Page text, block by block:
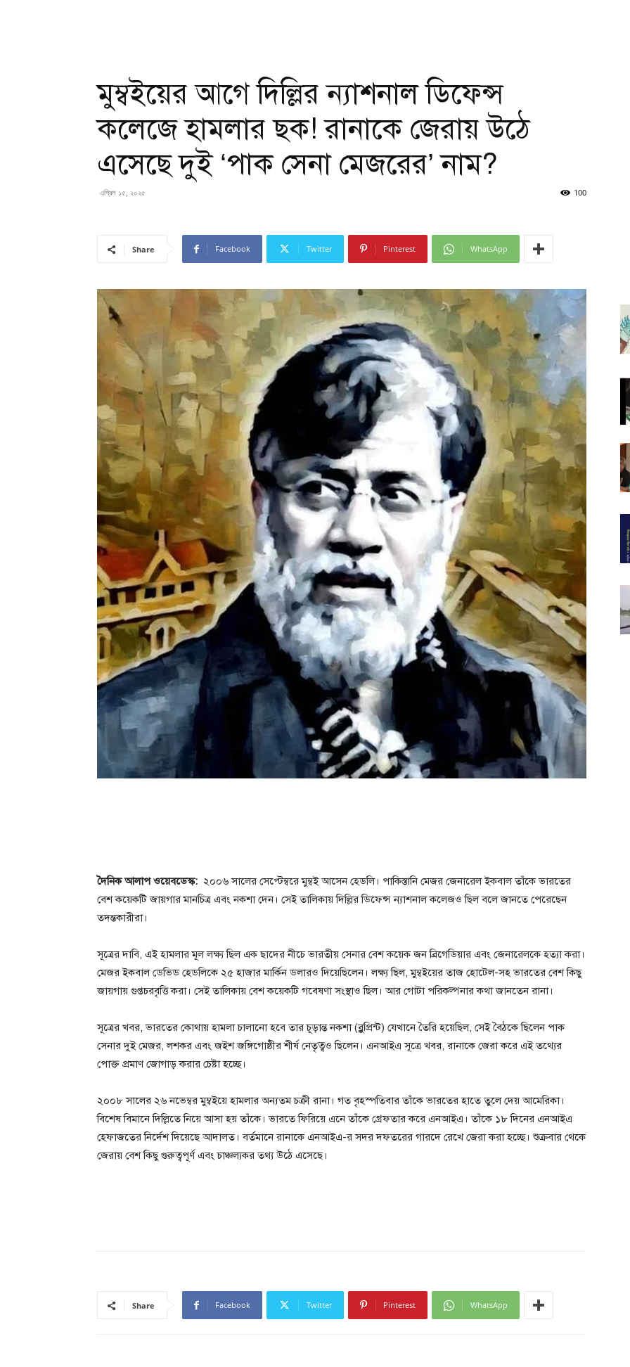
মুম্বইয়ের আগে দিল্লির ন্যাশনাল ডিফেন্স
কলেজে হামলার ছক! রানাকে জেরায় উঠে
এসেছে দুই ‘পাক সেনা মেজরের’ নাম?
এপ্রিল ১৫, ২০২৫ 100
Share Facebook Twitter Pinterest WhatsApp
দৈনিক আলাপ ওয়েবডেস্ক: ২০০৬ সালের সেপ্টেম্বরে মুম্বই আসেন হেডলি। পাকিস্তানি মেজর জেনারেল ইকবাল তাঁকে ভারতের
বেশ কয়েকটি জায়গার মানচিত্র এবং নকশা দেন। সেই তালিকায় দিল্লির ডিফেন্স ন্যাশনাল কলেজও ছিল বলে জানতে পেরেছেন
তদন্তকারীরা।
সূত্রের দাবি, এই হামলার মূল লক্ষ্য ছিল এক ছাদের নীচে ভারতীয় সেনার বেশ কয়েক জন ব্রিগেডিয়ার এবং জেনারেলকে হত্যা করা।
মেজর ইকবাল ডেভিড হেডলিকে ২৫ হাজার মার্কিন ডলারও দিয়েছিলেন। লক্ষ্য ছিল, মুম্বইয়ের তাজ হোটেল-সহ ভারতের বেশ কিছু
জায়গায় গুপ্তচরবৃত্তি করা। সেই তালিকায় বেশ কয়েকটি গবেষণা সংস্থাও ছিল। আর গোটা পরিকল্পনার কথা জানতেন রানা।
সূত্রের খবর, ভারতের কোথায় হামলা চালানো হবে তার চূড়ান্ত নকশা (ব্লুপ্রিন্ট) যেখানে তৈরি হয়েছিল, সেই বৈঠকে ছিলেন পাক
সেনার দুই মেজর, লশকর এবং জইশ জঙ্গিগোষ্ঠীর শীর্ষ নেতৃত্বও ছিলেন। এনআইএ সূত্রে খবর, রানাকে জেরা করে এই তথ্যের
পোক্ত প্রমাণ জোগাড় করার চেষ্টা হচ্ছে।
২০০৮ সালের ২৬ নভেম্বর মুম্বইয়ে হামলার অন্যতম চক্রী রানা। গত বৃহস্পতিবার তাঁকে ভারতের হাতে তুলে দেয় আমেরিকা।
বিশেষ বিমানে দিল্লিতে নিয়ে আসা হয় তাঁকে। ভারতে ফিরিয়ে এনে তাঁকে গ্রেফতার করে এনআইএ। তাঁকে ১৮ দিনের এনআইএ
হেফাজতের নির্দেশ দিয়েছে আদালত। বর্তমানে রানাকে এনআইএ-র সদর দফতরের গারদে রেখে জেরা করা হচ্ছে। শুক্রবার থেকে
জেরায় বেশ কিছু গুরুত্বপূর্ণ এবং চাঞ্চল্যকর তথ্য উঠে এসেছে।
Share Facebook Twitter Pinterest WhatsApp